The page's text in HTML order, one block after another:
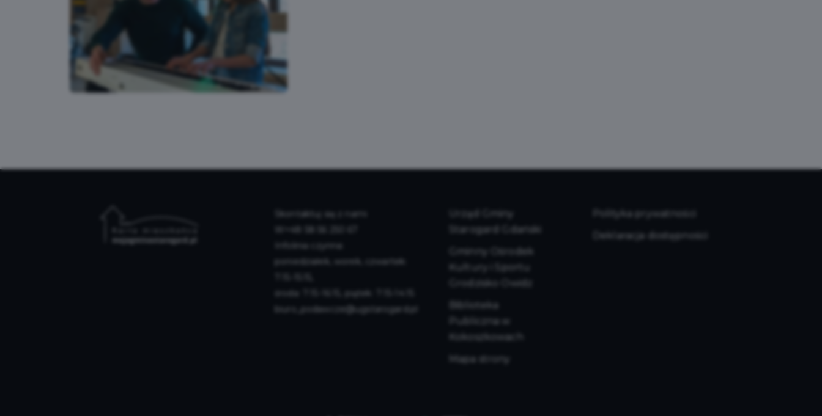
Skontaktuj się z nami
Infolinia czynna:
poniedziałek, worek, czwartek:
środa: 7:15-16:15, piątek: 7:15-14:15
biuro_podawcze@ugstarogard.pl
Urząd Gminy
Starogard Gdański
Gminny Ośrodek
Kultury i Sportu
Grodzisko Owidz
Biblioteka
Publiczna w
Kokoszkowach
Mapa strony
Polityka prywatności
Deklaracja dostępności